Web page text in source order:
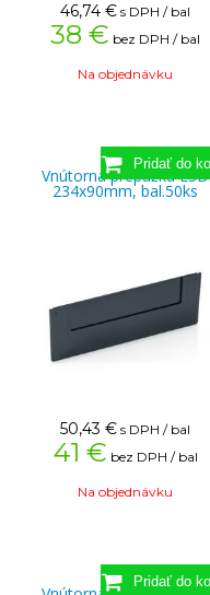
46,74 € s DPH / bal
38 € bez DPH / bal
Na objednávku
Vnútorná prepážka ESD
234x90mm, bal.50ks
50,43 € s DPH / bal
41 € bez DPH / bal
Na objednávku